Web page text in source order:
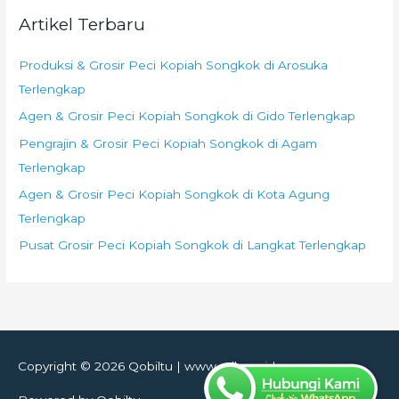
Artikel Terbaru
Produksi & Grosir Peci Kopiah Songkok di Arosuka
Terlengkap
Agen & Grosir Peci Kopiah Songkok di Gido Terlengkap
Pengrajin & Grosir Peci Kopiah Songkok di Agam
Terlengkap
Agen & Grosir Peci Kopiah Songkok di Kota Agung
Terlengkap
Pusat Grosir Peci Kopiah Songkok di Langkat Terlengkap
Copyright © 2026 Qobiltu | www.adhom.id